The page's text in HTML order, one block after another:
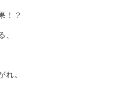
！？
、
れ。